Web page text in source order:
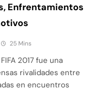
Enfrentamientos
25 Mins
2017 fue una
rivalidades entre
en encuentros